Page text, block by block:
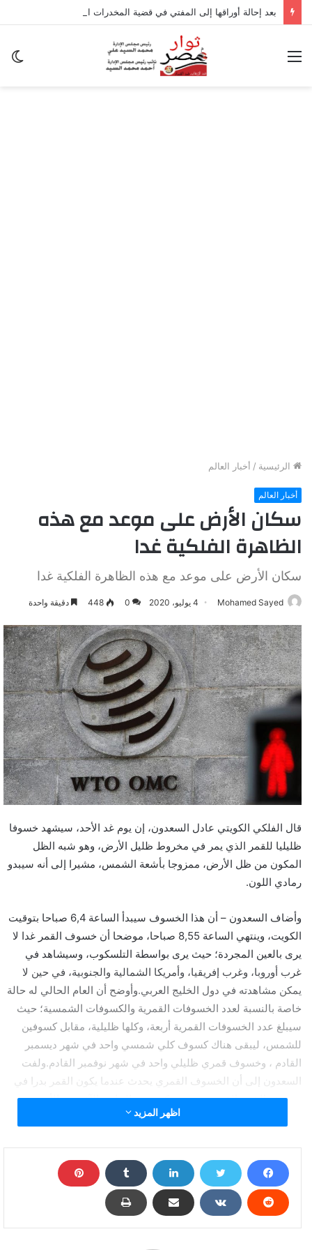
القائمة
الرئيسية / أخبار العالم
أخبار العالم
سكان الأرض على موعد مع هذه
الظاهرة الفلكية غدا
سكان الأرض على موعد مع هذه الظاهرة الفلكية غدا
Mohamed Sayed 4 يوليو، 2020 0
448 دقيقة واحدة
قال الفلكي الكويتي عادل السعدون، إن يوم غد الأحد، سيشهد خسوفا
ظليليا للقمر الذي يمر في مخروط ظليل الأرض، وهو شبه الظل
المكون من ظل الأرض، ممزوجا بأشعة الشمس، مشيرا إلى أنه سيبدو
رمادي اللون.
وأضاف السعدون – أن هذا الخسوف سيبدأ الساعة 6,4 صباحا بتوقيت
الكويت، وينتهي الساعة 8,55 صباحا، موضحا أن خسوف القمر غدا لا
يرى بالعين المجردة؛ حيث يرى بواسطة التلسكوب، وسيشاهد في
غرب أوروبا، وغرب إفريقيا، وأمريكا الشمالية والجنوبية، في حين لا
يمكن مشاهدته في دول الخليج العربي.وأوضح أن العام الحالي له حالة
خاصة بالنسبة لعدد الخسوفات القمرية والكسوفات الشمسية؛ حيث
سيبلغ عدد الخسوفات القمرية أربعة، وكلها ظليلية، مقابل كسوفين
للشمس، ليبقى هناك كسوف كلي شمسي واحد في شهر ديسمبر
القادم ، وخسوف قمري ظليلي واحد في شهر نوفمبر القادم.ولفت
السعدون إلى أن الخسوف القمري يحدث عندما يكون القمر بدرا في
منتصف الشهر القمري، بحيث يكون في الجانب الآخر من الأرض،
سكان الأرض على موعد مع هذه الظاهرة الفلكية غدا
اظهر المزيد